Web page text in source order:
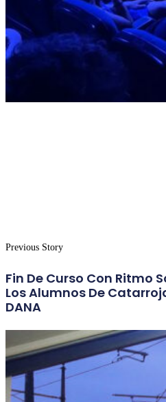
Previous Story
Fin De Curso Con Ritmo
Los Alumnos De
DANA